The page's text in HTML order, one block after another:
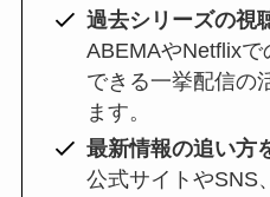
過去シリーズの視
ABEMAやNetflix
できる一挙配信の
ます。
最新情報の追い方
公式サイトやSNS